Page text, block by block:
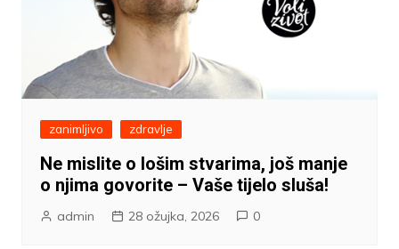
zanimljivo zdravlje
Ne mislite o lošim stvarima, još manje
o njima govorite – Vaše tijelo sluša!
admin 28 ožujka, 2026 0